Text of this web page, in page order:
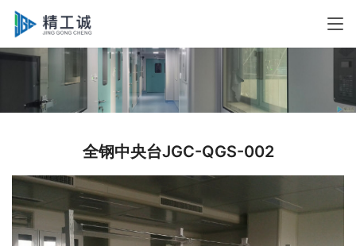
全钢中央台JGC-QGS-002